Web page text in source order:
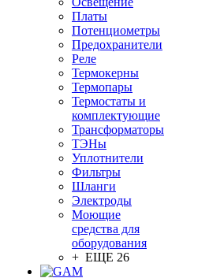
Платы
Потенциометры
Предохранители
Реле
Термокерны
Термопары
Термостаты и
комплектующие
Трансформаторы
ТЭНы
Уплотнители
Фильтры
Шланги
Электроды
Моющие
средства для
оборудования
+ ЕЩЕ 26